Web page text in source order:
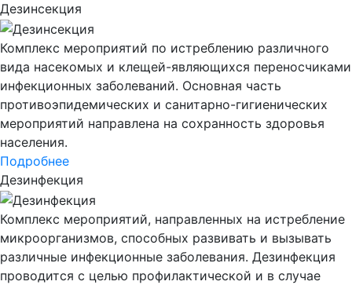
Дезинсекция
Комплекс мероприятий по истреблению различного
вида насекомых и клещей-являющихся переносчиками
инфекционных заболеваний. Основная часть
противоэпидемических и санитарно-гигиенических
мероприятий направлена на сохранность здоровья
населения.
Подробнее
Дезинфекция
Комплекс мероприятий, направленных на истребление
микроорганизмов, способных развивать и вызывать
различные инфекционные заболевания. Дезинфекция
проводится с целью профилактической и в случае